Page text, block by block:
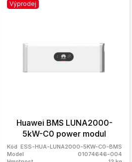
Výprodej
Huawei BMS LUNA2000-
5kW-C0 power modul
Kód ESS-HUA-LUNA2000-5KW-C0-BMS
Model
01074646-004